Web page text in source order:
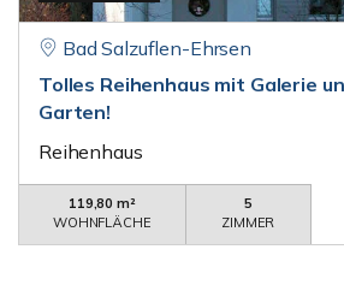
Bad Salzuflen-Ehrsen
Tolles Reihenhaus mit Galerie
Garten!
Reihenhaus
119,80 m²
WOHNFLÄCHE
5
ZIMMER